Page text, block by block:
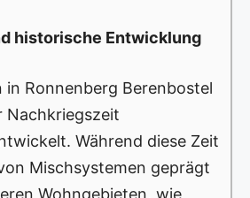
historische Entwicklung
in Ronnenberg Berenbostel
Nachkriegszeit
Während diese Zeit
Mischsystemen geprägt